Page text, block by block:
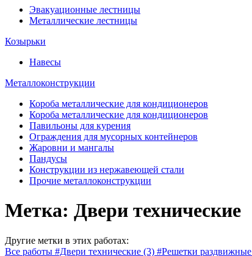
Эвакуационные лестницы
Металлические лестницы
Козырьки
Навесы
Металлоконструкции
Короба металлические для кондиционеров
Короба металлические для кондиционеров
Павильоны для курения
Ограждения для мусорных контейнеров
Жаровни и мангалы
Пандусы
Конструкции из нержавеющей стали
Прочие металлоконструкции
Метка: Двери технические
Другие метки в этих работах:
Все работы #Двери технические (3) #Решетки раздвижные